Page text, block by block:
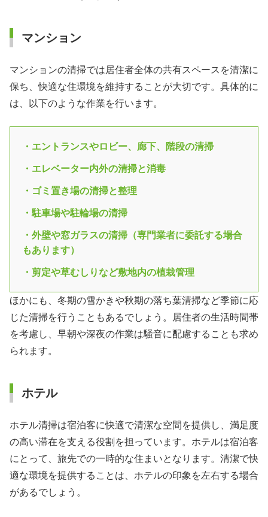
マンション
マンションの清掃では居住者全体の共有スペースを清潔に
保ち、快適な住環境を維持することが大切です。具体的に
は、以下のような作業を行います。
・エントランスやロビー、廊下、階段の清掃
・エレベーター内外の清掃と消毒
・ゴミ置き場の清掃と整理
・駐車場や駐輪場の清掃
・外壁や窓ガラスの清掃（専門業者に委託する場合
もあります）
・剪定や草むしりなど敷地内の植栽管理
ほかにも、冬期の雪かきや秋期の落ち葉清掃など季節に応
じた清掃を行うこともあるでしょう。居住者の生活時間帯
を考慮し、早朝や深夜の作業は騒音に配慮することも求め
られます。
ホテル
ホテル清掃は宿泊客に快適で清潔な空間を提供し、満足度
の高い滞在を支える役割を担っています。ホテルは宿泊客
にとって、旅先での一時的な住まいとなります。清潔で快
適な環境を提供することは、ホテルの印象を左右する場合
があるでしょう。